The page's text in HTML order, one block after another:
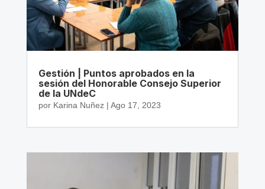
Gestión | Puntos aprobados en la
sesión del Honorable Consejo Superior
de la UNdeC
por Karina Nuñez| Ago 17, 2023